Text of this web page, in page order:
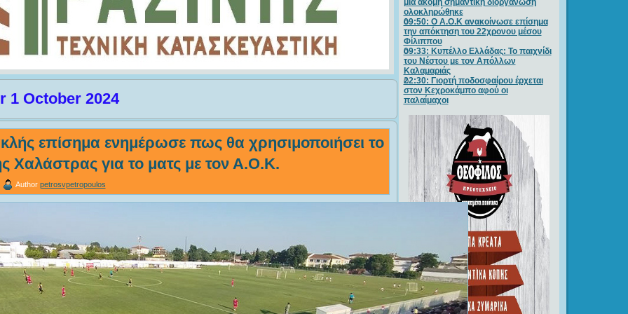
1 October 2024
επίσημα ενημέρωσε πως θα χρησιμοποιήσει το
Χαλάστρας για το ματς με τον Α.Ο.Κ.
Author petrosvpetropoulos
μία ακόμη σημαντική διοργάνωση
ολοκληρώθηκε
09:50: O A.O.K ανακοίνωσε επίσημα
την απόκτηση του 22χρονου μέσου
Φίλιππου
09:33: Κυπέλλο Ελλάδας: Το παιχνίδι
του Νέστου με τον Απόλλων
Καλαμαριάς
22:30: Γιορτή ποδοσφαίρου έρχεται
στον Κεχροκάμπο αφού οι
παλαίμαχοι